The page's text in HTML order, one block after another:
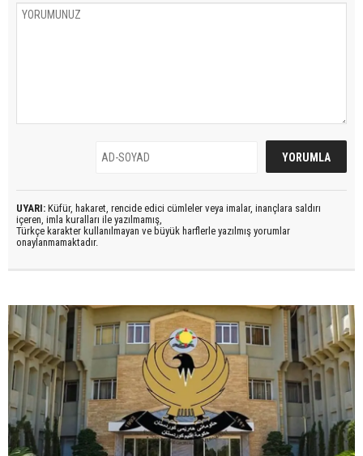
UYARI: Küfür, hakaret, rencide edici cümleler veya imalar, inançlara saldırı
içeren, imla kuralları ile yazılmamış,
Türkçe karakter kullanılmayan ve büyük harflerle yazılmış yorumlar
onaylanmamaktadır.